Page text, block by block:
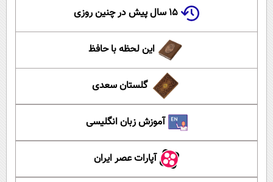
۱۵ سال پیش در چنین روزی
این لحظه با حافظ
گلستان سعدی
آموزش زبان انگلیسی
آپارات عصر ایران